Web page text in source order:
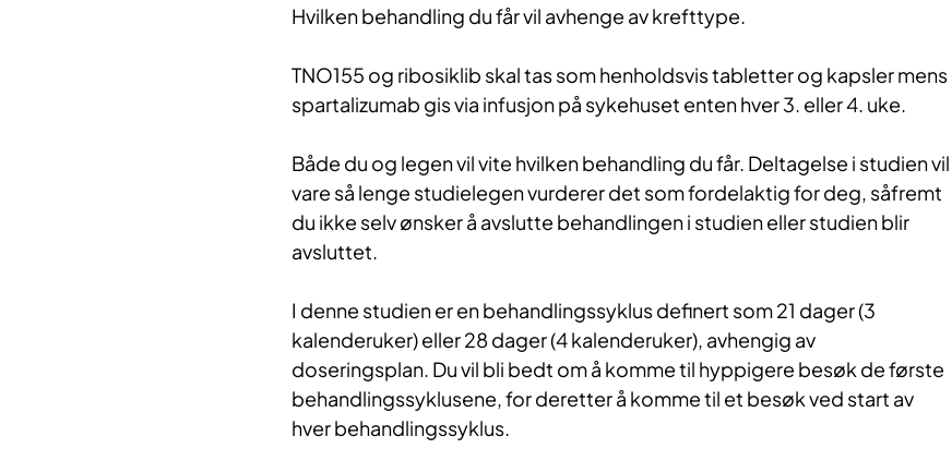
Hvilken behandling du får vil avhenge av krefttype.
TNO155 og ribosiklib skal tas som henholdsvis tabletter og kapsler mens
spartalizumab gis via infusjon på sykehuset enten hver 3. eller 4. uke.
Både du og legen vil vite hvilken behandling du får. Deltagelse i studien vil
vare så lenge studielegen vurderer det som fordelaktig for deg, såfremt
du ikke selv ønsker å avslutte behandlingen i studien eller studien blir
avsluttet.
I denne studien er en behandlingssyklus definert som 21 dager (3
kalenderuker) eller 28 dager (4 kalenderuker), avhengig av
doseringsplan. Du vil bli bedt om å komme til hyppigere besøk de første
behandlingssyklusene, for deretter å komme til et besøk ved start av
hver behandlingssyklus.